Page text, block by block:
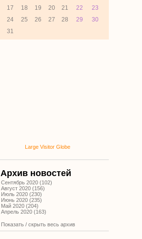
17
18 19 20 21 22
23
24
25 26 27 28 29
30
31
Large Visitor Globe
Архив новостей
Сентябрь 2020 (102)
Август 2020 (156)
Июль 2020 (230)
Июнь 2020 (235)
Май 2020 (204)
Апрель 2020 (163)
Показать / скрыть весь архив